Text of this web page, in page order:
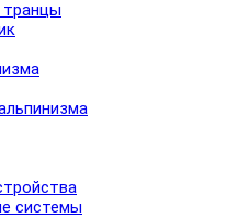
системы